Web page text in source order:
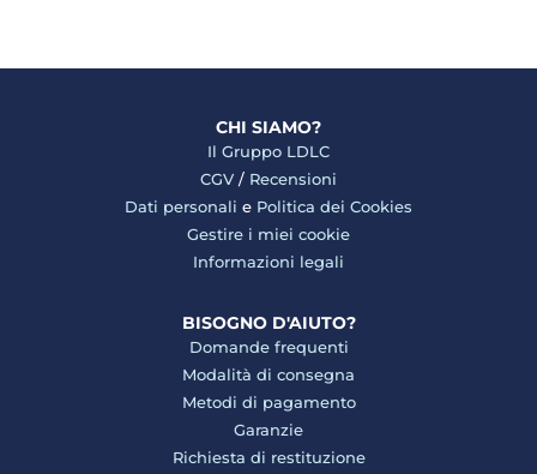
CHI SIAMO?
Il Gruppo LDLC
CGV / Recensioni
Dati personali e Politica dei Cookies
Gestire i miei cookie
Informazioni legali
BISOGNO D'AIUTO?
Domande frequenti
Modalità di consegna
Metodi di pagamento
Garanzie
Richiesta di restituzione